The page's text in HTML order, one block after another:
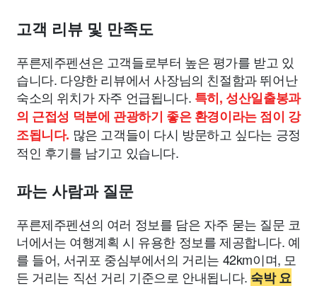
고객 리뷰 및 만족도
푸른제주펜션은 고객들로부터 높은 평가를 받고 있
습니다. 다양한 리뷰에서 사장님의 친절함과 뛰어난
숙소의 위치가 자주 언급됩니다. 특히, 성산일출봉과
의 근접성 덕분에 관광하기 좋은 환경이라는 점이 강
조됩니다. 많은 고객들이 다시 방문하고 싶다는 긍정
적인 후기를 남기고 있습니다.
파는 사람과 질문
푸른제주펜션의 여러 정보를 담은 자주 묻는 질문 코
너에서는 여행계획 시 유용한 정보를 제공합니다. 예
를 들어, 서귀포 중심부에서의 거리는 42km이며, 모
든 거리는 직선 거리 기준으로 안내됩니다. 숙박 요